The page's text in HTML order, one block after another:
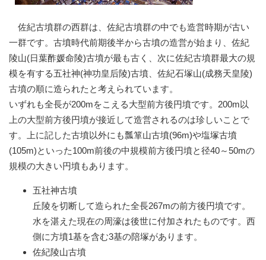
佐紀古墳群の西群は、佐紀古墳群の中でも造営時期が古い
一群です。古墳時代前期後半から古墳の造営が始まり、佐紀
陵山(日葉酢媛命陵)古墳が最も古く、次に佐紀古墳群最大の規
模を有する五社神(神功皇后陵)古墳、佐紀石塚山(成務天皇陵)
古墳の順に造られたと考えられています。
いずれも全長が200mをこえる大型前方後円墳です。200m以
上の大型前方後円墳が接近して造営されるのは珍しいことで
す。上に記した古墳以外にも瓢箪山古墳(96m)や塩塚古墳
(105m)といった100m前後の中規模前方後円墳と径40～50mの
規模の大きい円墳もあります。
五社神古墳
丘陵を切断して造られた全長267mの前方後円墳です。
水を湛えた現在の周濠は後世に付加されたものです。西
側に方墳1基を含む3基の陪塚があります。
佐紀陵山古墳